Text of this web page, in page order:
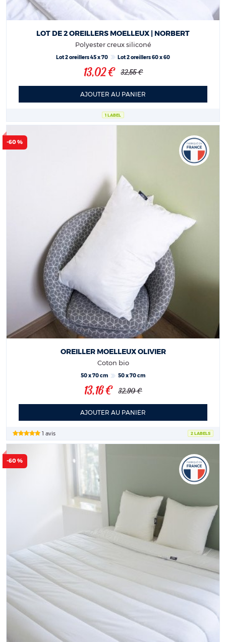
1 LABEL
LOT DE 2 OREILLERS MOELLEUX | NORBERT
Polyester creux siliconé
Lot 2 oreillers 45 x 70 Lot 2 oreillers 60 x 60
13,02 € 32,55 €
AJOUTER AU PANIER
-60 %
1 avis 2 LABELS
OREILLER MOELLEUX OLIVIER
Coton bio
50 x 70 cm 50 x 70 cm
13,16 € 32,90 €
AJOUTER AU PANIER
-60 %